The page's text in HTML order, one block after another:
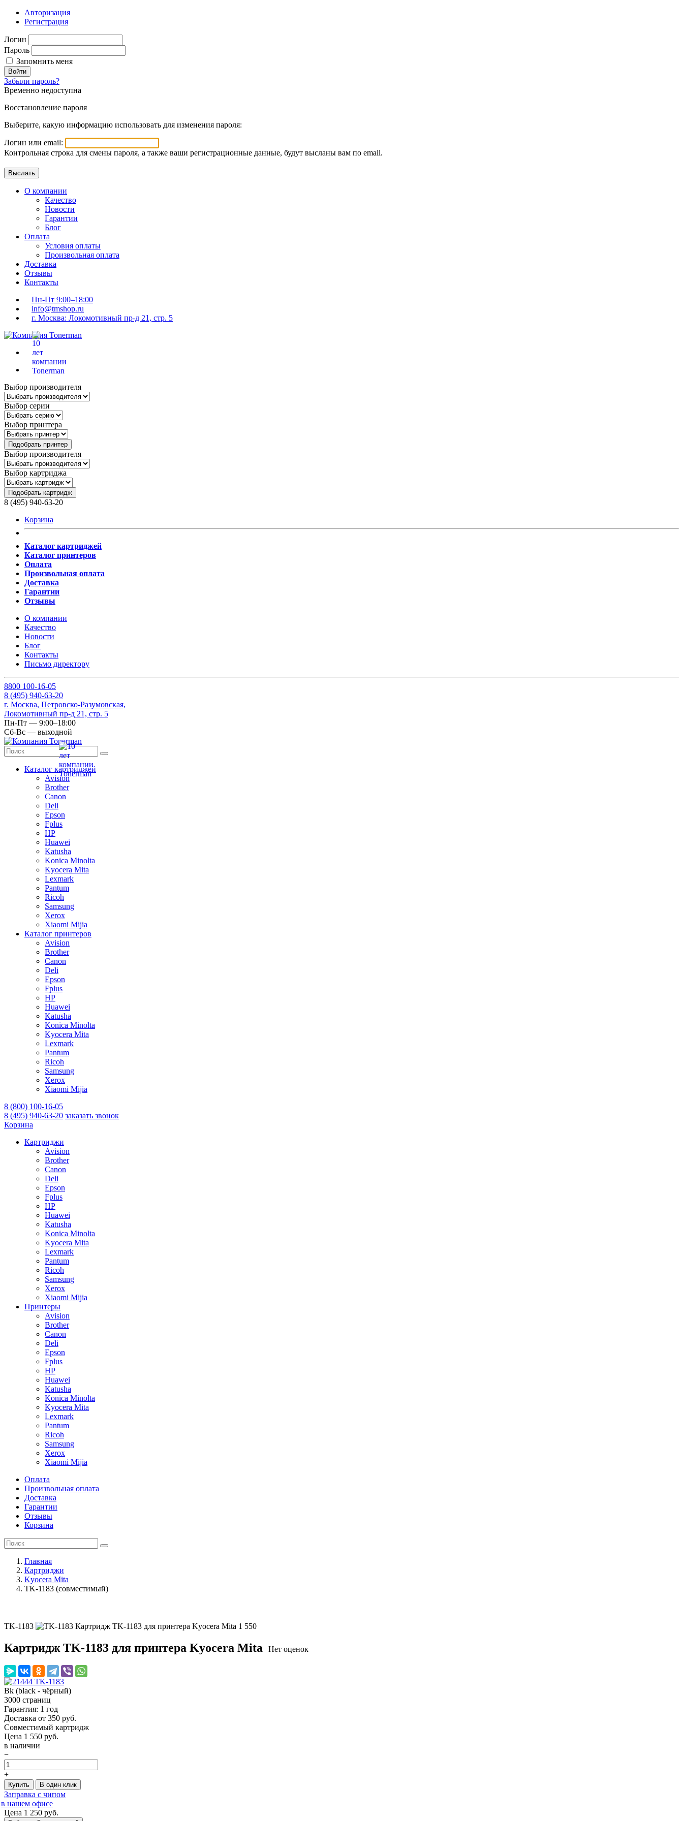
Авторизация
Регистрация
Логин
Пароль
Запомнить меня
Войти
Забыли пароль?
Временно недоступна
Восстановление пароля
Выберите, какую информацию использовать для изменения пароля:
Логин или email:
Контрольная строка для смены пароля, а также ваши регистрационные данные, будут высланы вам по email.
О компании
Качество
Новости
Гарантии
Блог
Оплата
Условия оплаты
Произвольная оплата
Доставка
Отзывы
Контакты
Пн-Пт 9:00–18:00
info@tmshop.ru
г. Москва: Локомотивный пр-д 21, стр. 5
Выбор производителя
Выбор серии
Выбор принтера
Подобрать принтер
Выбор производителя
Выбор картриджа
Подобрать картридж
8 (495) 940-63-20
Корзина
Каталог картриджей
Каталог принтеров
Оплата
Произвольная оплата
Доставка
Гарантии
Отзывы
О компании
Качество
Новости
Блог
Контакты
Письмо директору
8800 100-16-05
8 (495) 940-63-20
г. Москва, Петровско-Разумовская,
Локомотивный пр-д 21, стр. 5
Пн-Пт — 9:00–18:00
Сб-Вс — выходной
Каталог картриджей
Avision
Brother
Canon
Deli
Epson
Fplus
HP
Huawei
Katusha
Konica Minolta
Kyocera Mita
Lexmark
Pantum
Ricoh
Samsung
Xerox
Xiaomi Mijia
Каталог принтеров
Avision
Brother
Canon
Deli
Epson
Fplus
HP
Huawei
Katusha
Konica Minolta
Kyocera Mita
Lexmark
Pantum
Ricoh
Samsung
Xerox
Xiaomi Mijia
8 (800) 100-16-05
8 (495) 940-63-20 заказать звонок
Корзина
Картриджи
Avision
Brother
Canon
Deli
Epson
Fplus
HP
Huawei
Katusha
Konica Minolta
Kyocera Mita
Lexmark
Pantum
Ricoh
Samsung
Xerox
Xiaomi Mijia
Принтеры
Avision
Brother
Canon
Deli
Epson
Fplus
HP
Huawei
Katusha
Konica Minolta
Kyocera Mita
Lexmark
Pantum
Ricoh
Samsung
Xerox
Xiaomi Mijia
Оплата
Произвольная оплата
Доставка
Гарантии
Отзывы
Корзина
Главная
Картриджи
Kyocera Mita
TK-1183 (совместимый)
TK-1183 Картридж TK-1183 для принтера Kyocera Mita 1 550
Картридж TK-1183 для принтера Kyocera Mita Нет оценок
Bk (black - чёрный)
3000 страниц
Гарантия: 1 год
Доставка от 350 руб.
Совместимый картридж
Цена 1 550 руб.
в наличии
−
+
Купить В один клик
Заправка с чипом
в нашем офисе
Цена 1 250 руб.